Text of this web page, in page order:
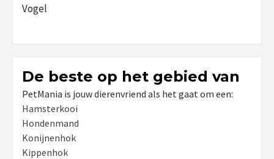
Vogel
De beste op het gebied van
PetMania is jouw dierenvriend als het gaat om een:
Hamsterkooi
Hondenmand
Konijnenhok
Kippenhok